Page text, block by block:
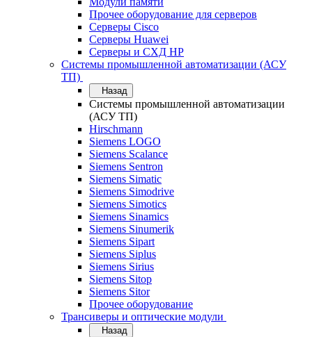
Прочее оборудование для серверов
Серверы Cisco
Серверы Huawei
Серверы и СХД HP
Системы промышленной автоматизации (АСУ
ТП)
Назад
Системы промышленной автоматизации
(АСУ ТП)
Hirschmann
Siemens LOGO
Siemens Scalance
Siemens Sentron
Siemens Simatic
Siemens Simodrive
Siemens Simotics
Siemens Sinamics
Siemens Sinumerik
Siemens Sipart
Siemens Siplus
Siemens Sirius
Siemens Sitop
Siemens Sitor
Прочее оборудование
Трансиверы и оптические модули
Назад